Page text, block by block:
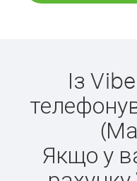
Із
Якщо у